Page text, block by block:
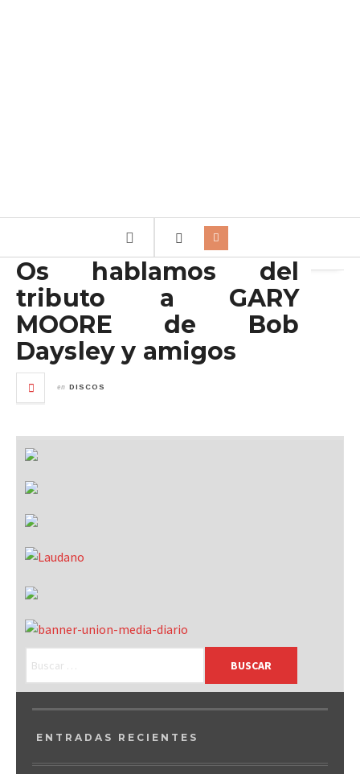
Os hablamos del
tributo a GARY
MOORE de Bob
Daysley y amigos
en DISCOS
ENTRADAS RECIENTES